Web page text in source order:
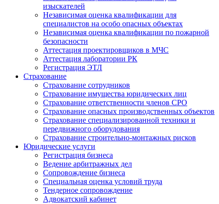
изыскателей
Независимая оценка квалификации для
специалистов на особо опасных объектах
Независимая оценка квалификации по пожарной
безопасности
Аттестация проектировщиков в МЧС
Аттестация лаборатории РК
Регистрация ЭТЛ
Страхование
Страхование сотрудников
Страхование имущества юридических лиц
Страхование ответственности членов СРО
Страхование опасных производственных объектов
Страхование специализированной техники и
передвижного оборудования
Страхование строительно-монтажных рисков
Юридические услуги
Регистрация бизнеса
Ведение арбитражных дел
Сопровождение бизнеса
Специальная оценка условий труда
Тендерное сопровождение
Адвокатский кабинет